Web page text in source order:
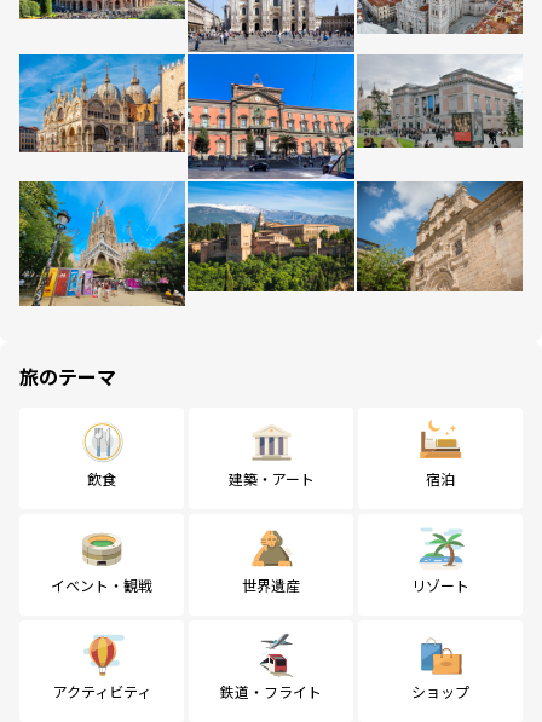
旅のテーマ
飲食 建築・アート 宿泊
イベント・観戦 世界遺産 リゾート
アクティビティ 鉄道・フライト ショップ